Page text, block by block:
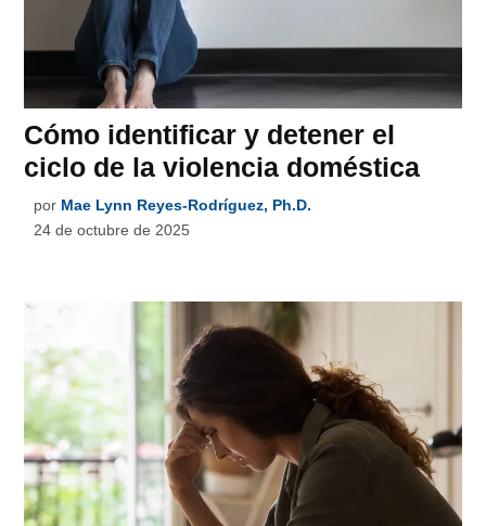
Cómo identificar y detener el
ciclo de la violencia doméstica
por Mae Lynn Reyes-Rodríguez, Ph.D.
24 de octubre de 2025